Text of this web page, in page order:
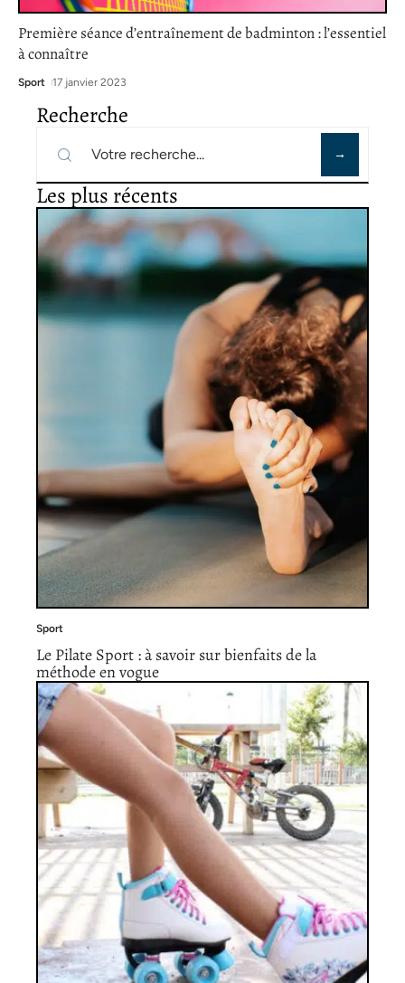
Première séance d’entraînement de badminton : l’essentiel
à connaître
Sport 17 janvier 2023
Recherche
Les plus récents
Sport
Le Pilate Sport : à savoir sur bienfaits de la
méthode en vogue